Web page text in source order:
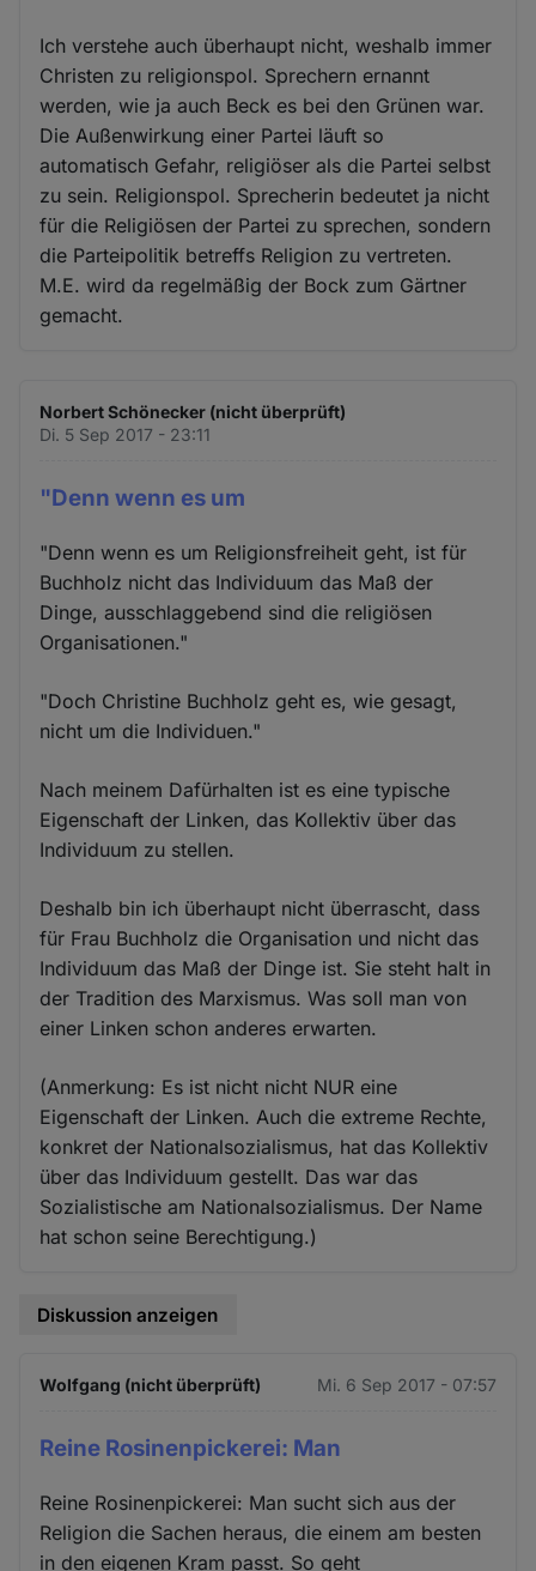
Ich verstehe auch überhaupt nicht, weshalb immer
Christen zu religionspol. Sprechern ernannt
werden, wie ja auch Beck es bei den Grünen war.
Die Außenwirkung einer Partei läuft so
automatisch Gefahr, religiöser als die Partei selbst
zu sein. Religionspol. Sprecherin bedeutet ja nicht
für die Religiösen der Partei zu sprechen, sondern
die Parteipolitik betreffs Religion zu vertreten.
M.E. wird da regelmäßig der Bock zum Gärtner
gemacht.
Norbert Schönecker (nicht überprüft)
Di. 5 Sep 2017 - 23:11
"Denn wenn es um
"Denn wenn es um Religionsfreiheit geht, ist für
Buchholz nicht das Individuum das Maß der
Dinge, ausschlaggebend sind die religiösen
Organisationen."
"Doch Christine Buchholz geht es, wie gesagt,
nicht um die Individuen."
Nach meinem Dafürhalten ist es eine typische
Eigenschaft der Linken, das Kollektiv über das
Individuum zu stellen.
Deshalb bin ich überhaupt nicht überrascht, dass
für Frau Buchholz die Organisation und nicht das
Individuum das Maß der Dinge ist. Sie steht halt in
der Tradition des Marxismus. Was soll man von
einer Linken schon anderes erwarten.
(Anmerkung: Es ist nicht nicht NUR eine
Eigenschaft der Linken. Auch die extreme Rechte,
konkret der Nationalsozialismus, hat das Kollektiv
über das Individuum gestellt. Das war das
Sozialistische am Nationalsozialismus. Der Name
hat schon seine Berechtigung.)
Diskussion anzeigen
Wolfgang (nicht überprüft) Mi. 6 Sep 2017 - 07:57
Reine Rosinenpickerei: Man
Reine Rosinenpickerei: Man sucht sich aus der
Religion die Sachen heraus, die einem am besten
in den eigenen Kram passt. So geht